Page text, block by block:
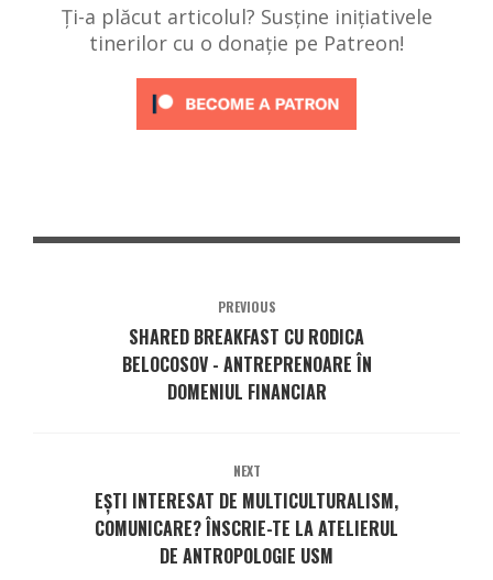
Ți-a plăcut articolul? Susține inițiativele
tinerilor cu o donație pe Patreon!
PREVIOUS
SHARED BREAKFAST CU RODICA
BELOCOSOV - ANTREPRENOARE ÎN
DOMENIUL FINANCIAR
NEXT
EȘTI INTERESAT DE MULTICULTURALISM,
COMUNICARE? ÎNSCRIE-TE LA ATELIERUL
DE ANTROPOLOGIE USM